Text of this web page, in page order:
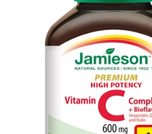
Prihlásenie do newslettra
Zadaním emailovej adresy a odoslaním
spracovaním osobných údajov na účely
o spracovaní osobných údajov pozrite
osobných údajov.